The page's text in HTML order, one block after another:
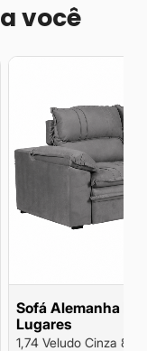
você
Sofá Alemanha
Lugares
1,74 Veludo Cinza